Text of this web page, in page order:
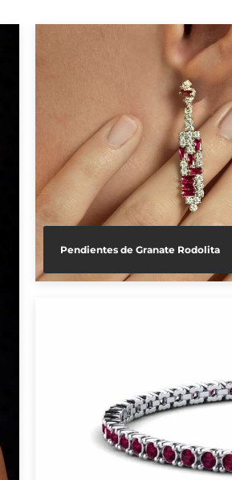
Pendientes de Granate Rodolita